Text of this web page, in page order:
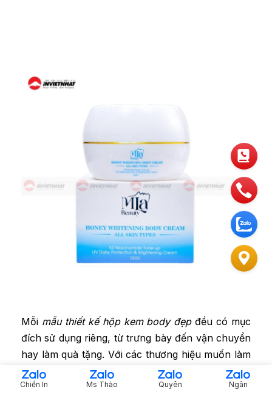
Mỗi mẫu thiết kế hộp kem body đẹpđều có mục
đích sử dụng riêng, từ trưng bày đến vận chuyển
hay làm quà tặng. Với các thương hiệu muốn làm
hộp quà mỹ phẩm cao cấp, bạn có thể tham
khảo thêm các mẫu
in hộp bánh trung thu cao
Chiến In Ms Thảo Quyên Ngân